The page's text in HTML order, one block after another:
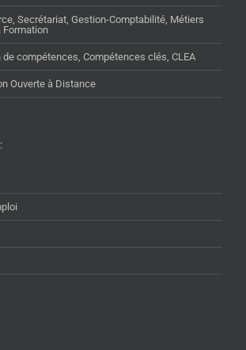
Secrétariat, Gestion-Comptabilité, Métiers
Formation
de compétences, Compétences clés, CLEA
Ouverte à Distance